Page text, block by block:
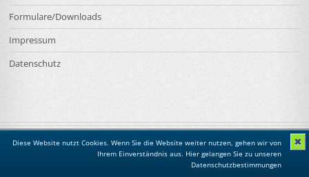
Diese Website nutzt Cookies. Wenn Sie die Website weiter nutzen, gehen wir von
Ihrem Einverständnis aus. Hier gelangen Sie zu unseren
Datenschutzbestimmungen
✖
Formulare/Downloads
Impressum
Datenschutz